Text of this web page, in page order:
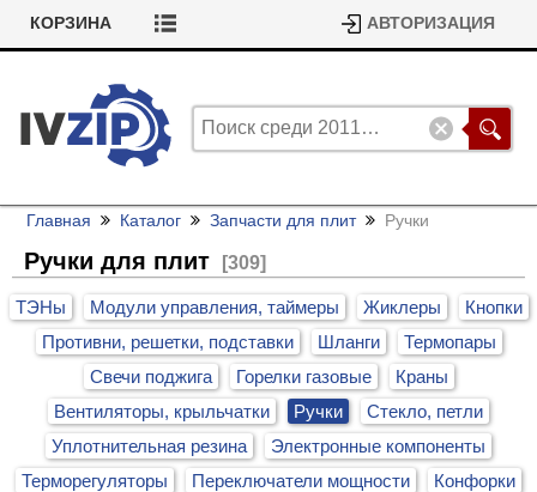
КОРЗИНА АВТОРИЗАЦИЯ
Главная Каталог Запчасти для плит Ручки
Ручки для плит [309]
ТЭНы Модули управления, таймеры Жиклеры
Кнопки
Противни, решетки, подставки
Шланги
Термопары
Свечи поджига
Горелки газовые
Краны
Вентиляторы, крыльчатки
Ручки
Стекло, петли
Уплотнительная резина
Электронные компоненты
Терморегуляторы
Переключатели мощности
Конфорки